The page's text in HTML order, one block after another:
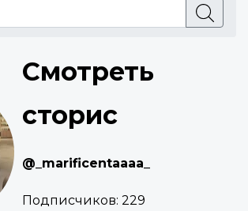
Смотреть
сторис
@_marificentaaaa_
Подписчиков: 229